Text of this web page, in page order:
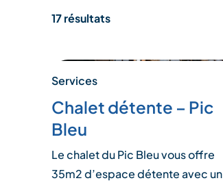
17 résultats
Services
Chalet détente – Pic
Bleu
Le chalet du Pic Bleu vous offre
35m2 d’espace détente avec un